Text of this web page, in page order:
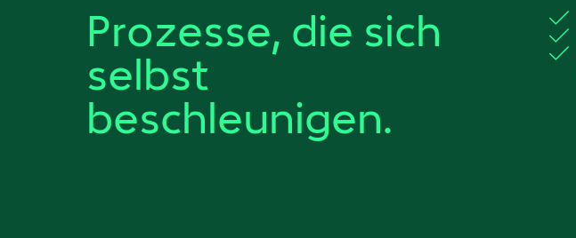
Prozesse, die sich
selbst
beschleunigen.